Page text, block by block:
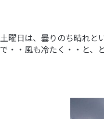
土曜日は、曇りのち晴れと
で・・風も冷たく・・と、